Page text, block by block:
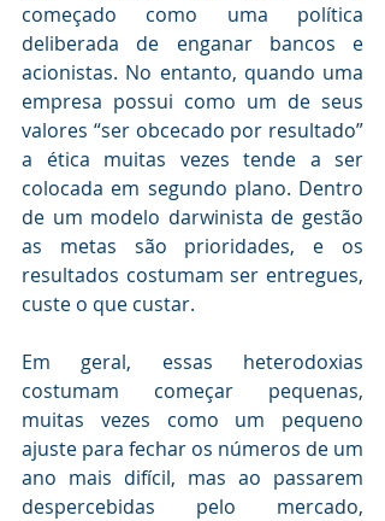
começado como uma política
deliberada de enganar bancos e
acionistas. No entanto, quando uma
empresa possui como um de seus
valores “ser obcecado por resultado”
a ética muitas vezes tende a ser
colocada em segundo plano. Dentro
de um modelo darwinista de gestão
as metas são prioridades, e os
resultados costumam ser entregues,
custe o que custar.
Em geral, essas heterodoxias
costumam começar pequenas,
muitas vezes como um pequeno
ajuste para fechar os números de um
ano mais difícil, mas ao passarem
despercebidas pelo mercado,